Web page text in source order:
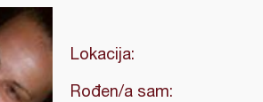
Lokacija:
Rođen/a sam: